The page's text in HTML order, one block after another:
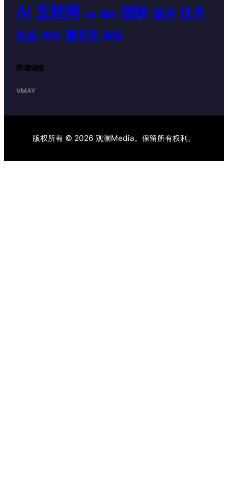
AI 互联网 体育 国内 国际 娱乐 技术
社会 科技 薅羊毛 财经
快速链接
VMAY
版权所有 © 2026 观澜Media。保留所有权利。